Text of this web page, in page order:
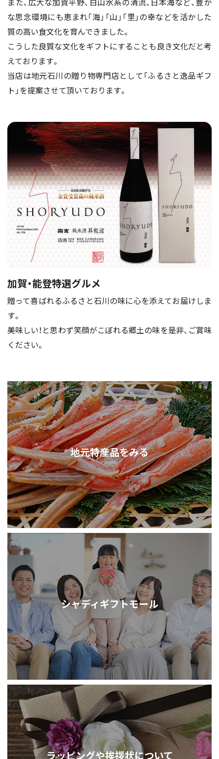
な思念環境にも恵まれ「海」「山」「里」の幸などを活かした
質の高い食文化を育んできました。
こうした良質な文化をギフトにすることも良き文化だと考
えております。
当店は地元石川の贈り物専門店として「ふるさと逸品ギフ
ト」を提案させて頂いております。
加賀・能登特選グルメ
贈って喜ばれるふるさと石川の味に心を添えてお届けしま
す。
美味しい！と思わず笑顔がこぼれる郷土の味を是非、ご賞味
ください。
地元特産品をみる
シャディギフトモール
ラッピングや挨拶状について